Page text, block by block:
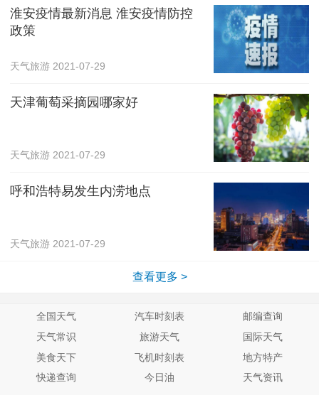
淮安疫情最新消息 淮安疫情防控
政策
天气旅游 2021-07-29
天津葡萄采摘园哪家好
天气旅游 2021-07-29
呼和浩特易发生内涝地点
天气旅游 2021-07-29
查看更多 >
全国天气 汽车时刻表
邮编查询
天气常识
旅游天气
国际天气
美食天下
飞机时刻表
地方特产
快递查询
今日油 天气资讯